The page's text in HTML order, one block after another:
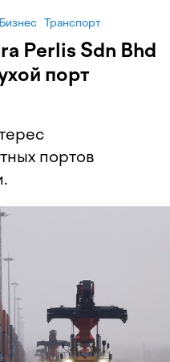
Бизнес Транспорт
Perlis Sdn Bhd
порт
портов